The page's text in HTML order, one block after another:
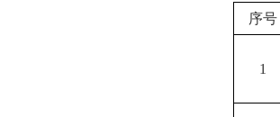
序号
1